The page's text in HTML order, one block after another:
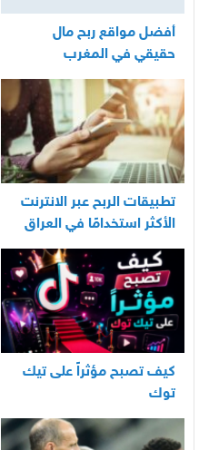
أفضل مواقع ربح مال
حقيقي في المغرب
تطبيقات الربح عبر الانترنت
الأكثر استخدامًا في العراق
كيف تصبح مؤثراً على تيك
توك